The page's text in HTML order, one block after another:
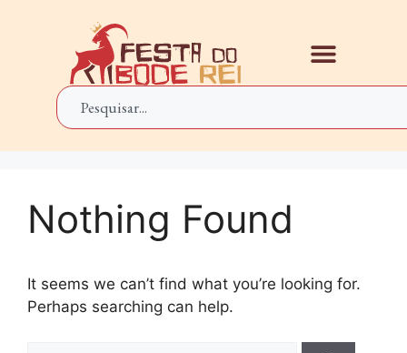
Nothing Found
It seems we can’t find what you’re looking for.
Perhaps searching can help.